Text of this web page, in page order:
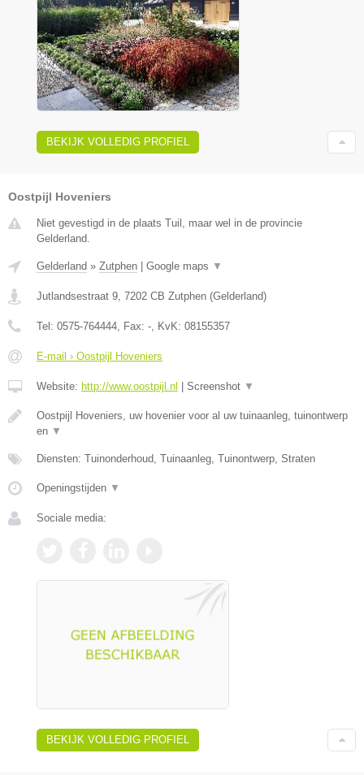
BEKIJK VOLLEDIG PROFIEL
Oostpijl Hoveniers
Niet gevestigd in de plaats Tuil, maar wel in de provincie
Gelderland.
Gelderland » Zutphen Google maps ▼
Jutlandsestraat 9, 7202 CB Zutphen (Gelderland)
Tel: 0575-764444, Fax: -, KvK: 08155357
E-mail › Oostpijl Hoveniers
Website: http://www.oostpijl.nl Screenshot ▼
Oostpijl Hoveniers, uw hovenier voor al uw tuinaanleg, tuinontwerp
en ▼
Diensten: Tuinonderhoud, Tuinaanleg, Tuinontwerp, Straten
Openingstijden ▼
Sociale media:
BEKIJK VOLLEDIG PROFIEL